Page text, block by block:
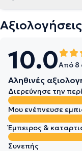
10.0Από 8
Αληθινές
Διερεύνησε την
Μου ενέπνευσε
Έμπειρος &
Συνεπής